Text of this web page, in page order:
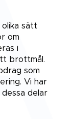
sätt
om
i
brottmål.
som
Vi har
delar